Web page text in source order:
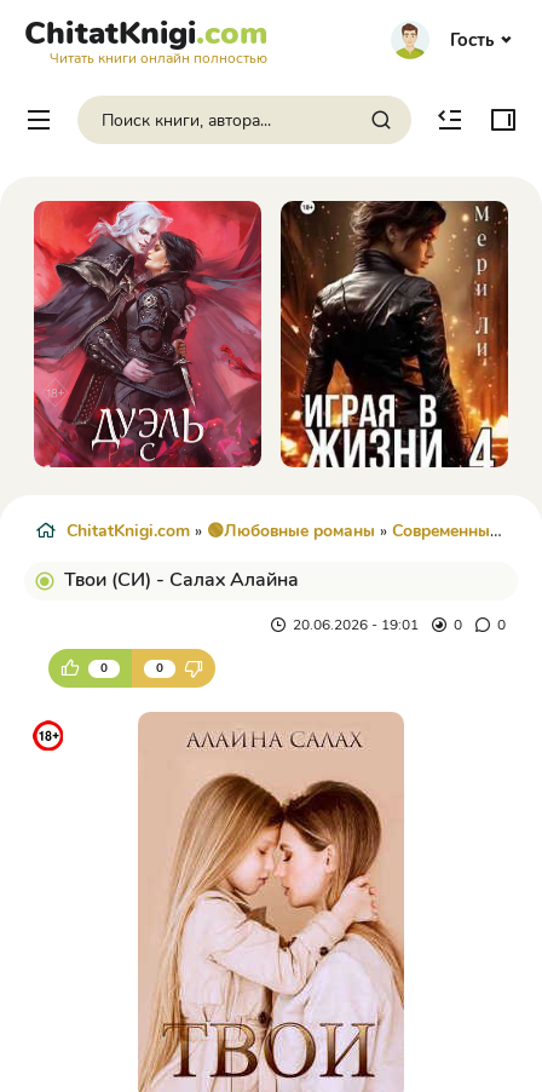
ChitatKnigi.com
Читать книги онлайн полностью
Гость
ChitatKnigi.com » 🟢Любовные романы » Современные любовные романы
Твои (СИ) - Салах Алайна
20.06.2026 - 19:01 0 0
0 0